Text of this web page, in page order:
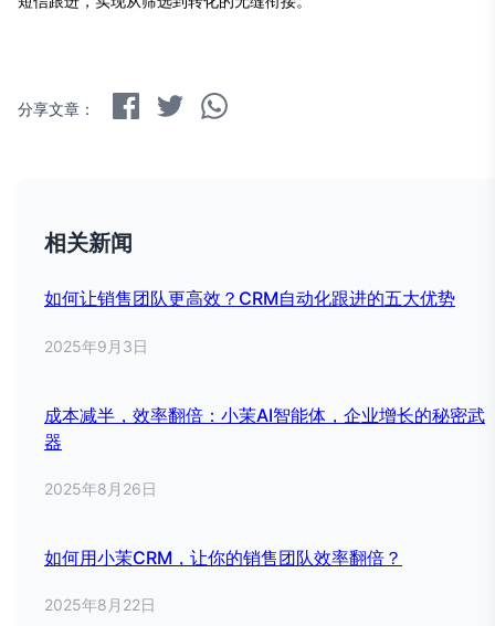
分享文章：
相关新闻
如何让销售团队更高效？CRM自动化跟进的五大优势
2025年9月3日
成本减半，效率翻倍：小茉AI智能体，企业增长的秘密武
器
2025年8月26日
如何用小茉CRM，让你的销售团队效率翻倍？
2025年8月22日